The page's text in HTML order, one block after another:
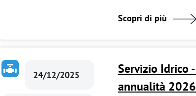
Scopri di più
24/12/2025
Servizio Idrico
annualità